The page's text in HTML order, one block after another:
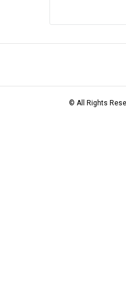
© All Rights